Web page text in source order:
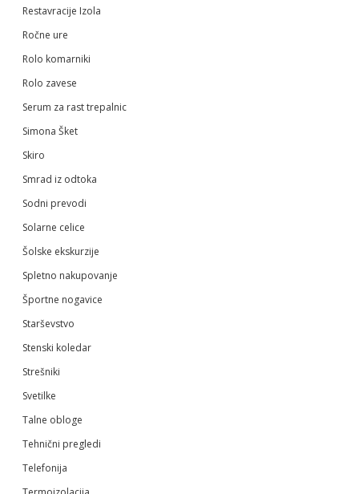
Restavracije Izola
Ročne ure
Rolo komarniki
Rolo zavese
Serum za rast trepalnic
Simona Šket
Skiro
Smrad iz odtoka
Sodni prevodi
Solarne celice
Šolske ekskurzije
Spletno nakupovanje
Športne nogavice
Starševstvo
Stenski koledar
Strešniki
Svetilke
Talne obloge
Tehnični pregledi
Telefonija